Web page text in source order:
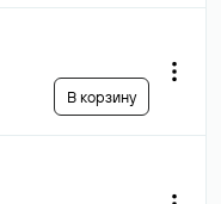
В корзину